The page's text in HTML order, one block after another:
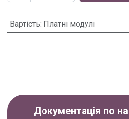
Вартість: Платні модулі
Документація по